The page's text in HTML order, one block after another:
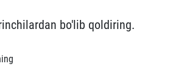
bo'lib qoldiring.